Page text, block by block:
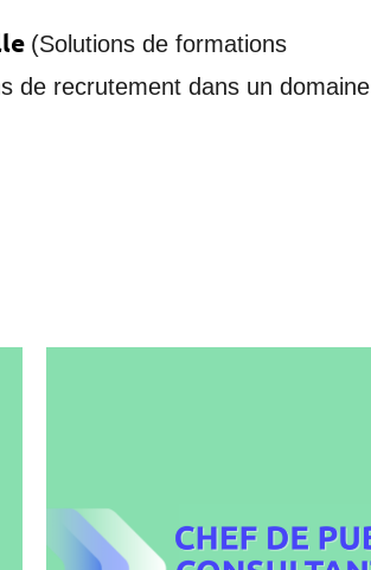
(Solutions de formations
de recrutement dans un domaine